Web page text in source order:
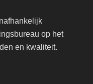
op het
en kwaliteit.